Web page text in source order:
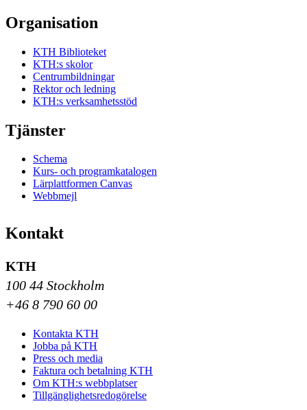
Organisation
KTH Biblioteket
KTH:s skolor
Centrumbildningar
Rektor och ledning
KTH:s verksamhetsstöd
Tjänster
Schema
Kurs- och programkatalogen
Lärplattformen Canvas
Webbmejl
Kontakt
KTH
100 44 Stockholm
+46 8 790 60 00
Kontakta KTH
Jobba på KTH
Press och media
Faktura och betalning KTH
Om KTH:s webbplatser
Tillgänglighetsredogörelse